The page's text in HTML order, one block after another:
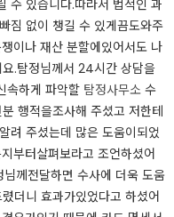
수 있습니다.​따라서 법적인 과
짐 없이 챙길 수 있게끔​도와주
이나 재산 분할에​있어서도 나
.​탐정님께서 24시간 상담을
속하게 파악할 탐정사무소 수​
행적을​조사해 주셨고 저한테
려 주셨는데 많은 도움이​되었
부터​살펴보라고 조언하셨어
께​전달하면 수사에 더욱 도움
더니 효과가​있었다고 하셨어